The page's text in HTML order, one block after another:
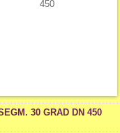
30 GRAD DN 450